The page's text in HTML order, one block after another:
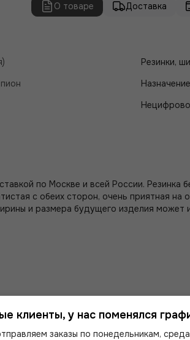
О товаре Доставка
Резинки,
по Москве и всей России. Резинка
с обеих сторон, очень приятная
и размера будущего изделия может
резинки может быть +/- 1 мм от
клиенты, у нас поменялся
заказы по понедельникам,